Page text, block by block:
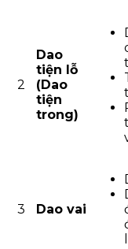
2
Dao
tiện lỗ
(Dao
tiện
trong)
3 Dao vai